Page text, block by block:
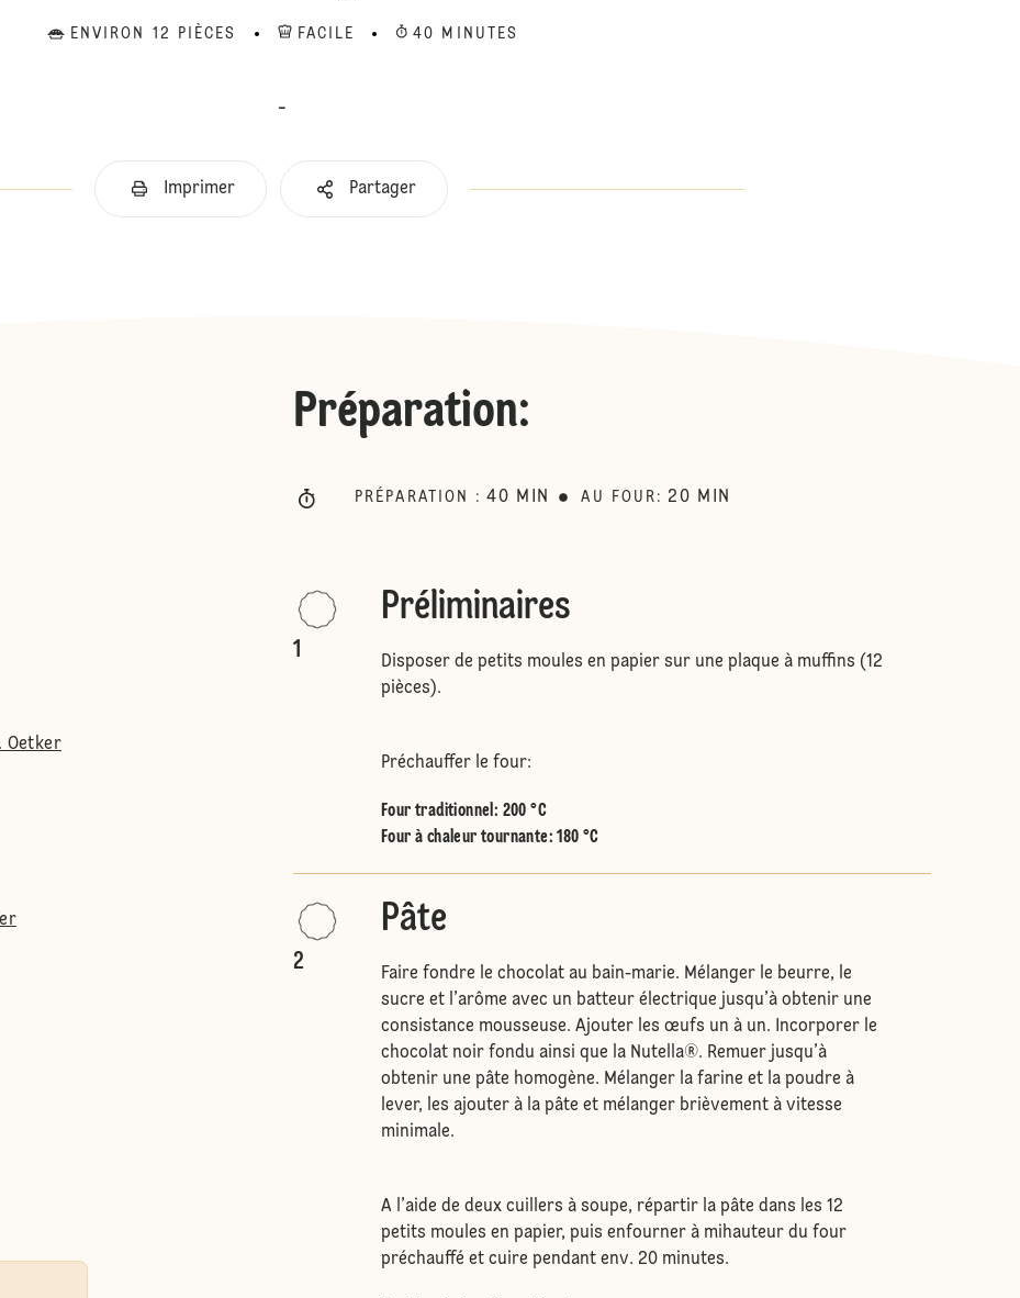
ENVIRON 12 PIÈCES FACILE 40 MINUTES
-
Imprimer Partager
Oetker
Préparation:
PRÉPARATION : 40 MIN AU FOUR : 20 MIN
1
Préliminaires
Disposer de petits moules en papier sur une plaque à muffins (12
pièces).
Préchauffer le four:
Four traditionnel : 200 °C
Four à chaleur tournante: 180 °C
2
Pâte
Faire fondre le chocolat au bain-marie. Mélanger le beurre, le
sucre et l’arôme avec un batteur électrique jusqu’à obtenir une
consistance mousseuse. Ajouter les œufs un à un. Incorporer le
chocolat noir fondu ainsi que la Nutella®. Remuer jusqu’à
obtenir une pâte homogène. Mélanger la farine et la poudre à
lever, les ajouter à la pâte et mélanger brièvement à vitesse
minimale.
A l’aide de deux cuillers à soupe, répartir la pâte dans les 12
petits moules en papier, puis enfourner à mihauteur du four
préchauffé et cuire pendant env. 20 minutes.